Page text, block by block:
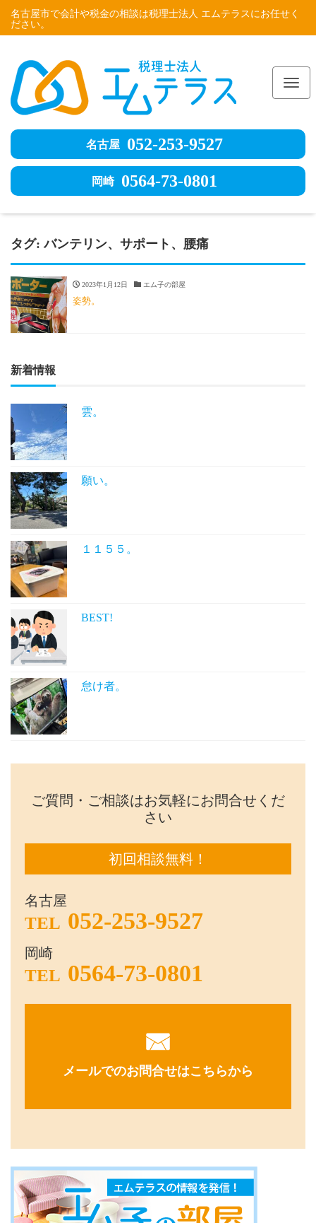
名古屋市で会計や税金の相談は税理士法人 エムテラスにお任せく
ださい。
名古屋 052-253-9527
岡崎 0564-73-0801
タグ:バンテリン、サポート、腰痛
2023年1月12日 エム子の部屋
姿勢。
新着情報
雲。
願い。
１１５５。
BEST!
怠け者。
ご質問・ご相談はお気軽にお問合せくだ
さい
初回相談無料！
名古屋
TEL 052-253-9527
岡崎
TEL 0564-73-0801
メールでのお問合せはこちらから